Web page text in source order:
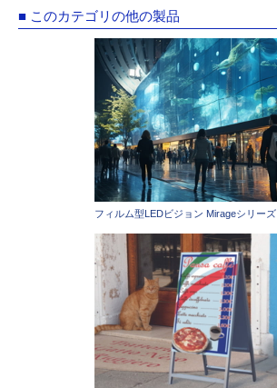
■ このカテゴリの他の製品
フィルム型LEDビジョン Mirageシリーズ